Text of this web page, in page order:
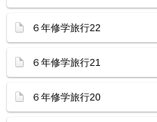
６年修学旅行22
６年修学旅行21
６年修学旅行20